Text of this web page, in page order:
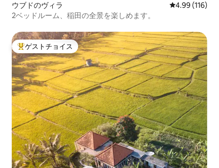
ウブドのヴィラ レビュー116
4.99 (116)
2ベッドルーム、稲田の全景を楽しめます。
大好評のゲストチョイスです。
ゲストチョイス